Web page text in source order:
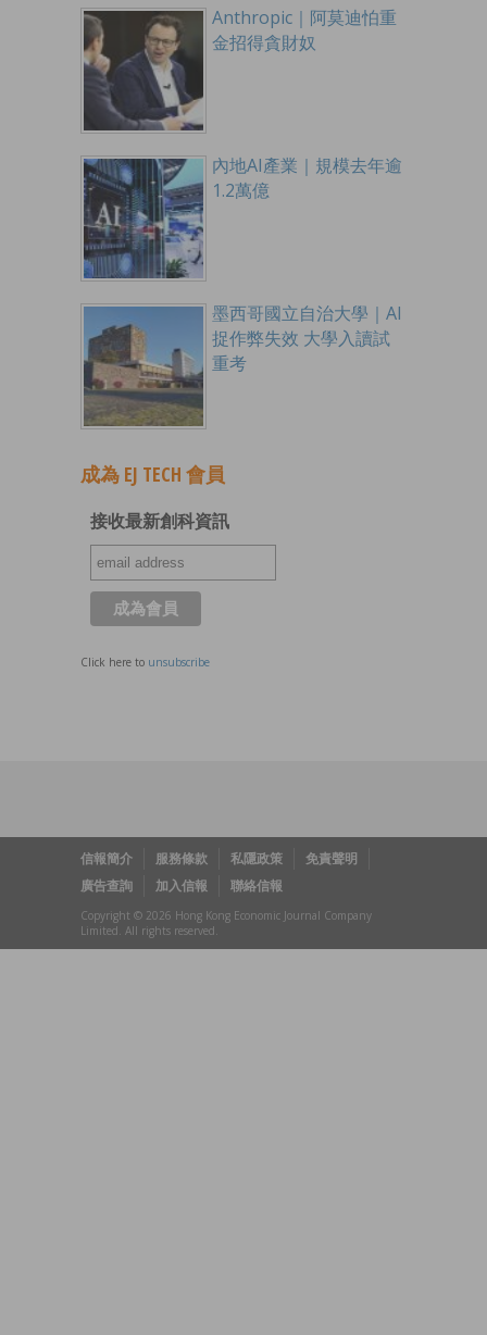
Anthropic｜阿莫迪怕重
金招得貪財奴
內地AI產業｜規模去年逾
1.2萬億
墨西哥國立自治大學｜AI
捉作弊失效 大學入讀試
重考
成為 EJ TECH 會員
接收最新創科資訊
Click here to unsubscribe
信報簡介 服務條款 私隱政策
免責聲明
廣告查詢
加入信報 聯絡信報
Copyright © 2026 Hong Kong Economic Journal Company
Limited. All rights reserved.